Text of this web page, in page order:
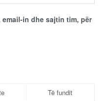
in dhe sajtin tim, për
Të fundit